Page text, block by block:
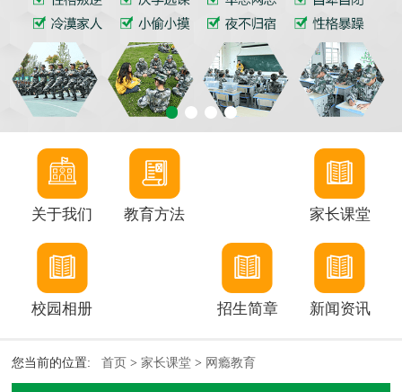
关于我们 教育方法 家长课堂
校园相册 招生简章 新闻资讯
您当前的位置:首页 >家长课堂 > 网瘾教育